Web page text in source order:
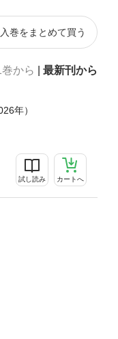
巻をまとめて買う
巻から 最新刊から
年）
試し読み カートへ